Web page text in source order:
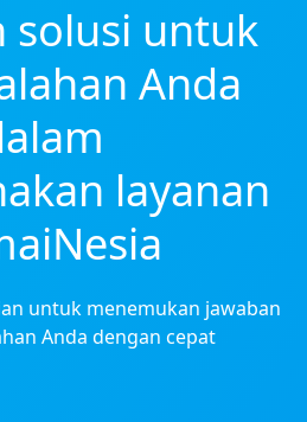
solusi untuk
Anda
layanan
untuk menemukan jawaban
Anda dengan cepat